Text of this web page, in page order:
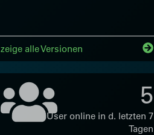
zeige alle Versionen
5
User online in d. letzten 7
Tagen